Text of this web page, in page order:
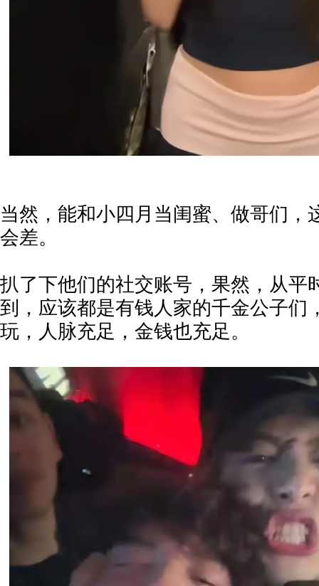
当然，能和小四月当闺蜜、做哥们，
会差。
扒了下他们的社交账号，果然，从平
到，应该都是有钱人家的千金公子们
玩，人脉充足，金钱也充足。